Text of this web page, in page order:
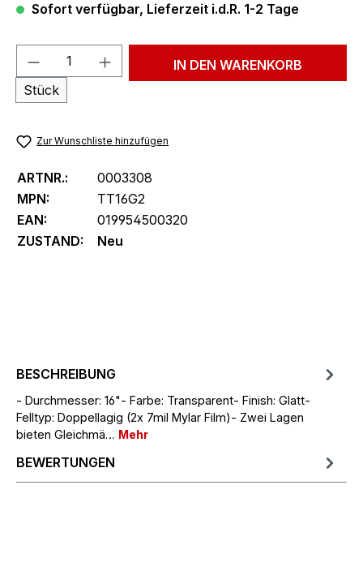
Sofort verfügbar, Lieferzeit i.d.R. 1-2 Tage
Produkt Anzahl: Gib den
Stück
IN DEN WARENKORB
Zur Wunschliste hinzufügen
ARTNR.:
0003308
MPN:
TT16G2
EAN:
019954500320
ZUSTAND:
Neu
BESCHREIBUNG
- Durchmesser: 16"- Farbe: Transparent- Finish: Glatt-
Felltyp: Doppellagig (2x 7mil Mylar Film)- Zwei Lagen
bieten Gleichmä… Mehr
BEWERTUNGEN